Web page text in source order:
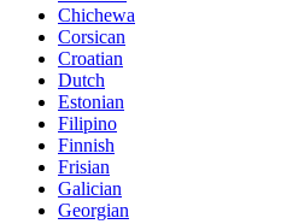
Chichewa
Corsican
Croatian
Dutch
Estonian
Filipino
Finnish
Frisian
Galician
Georgian